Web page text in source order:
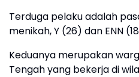
Terduga pelaku adalah
menikah, Y (26) dan ENN
Keduanya merupakan
Tengah yang bekerja di